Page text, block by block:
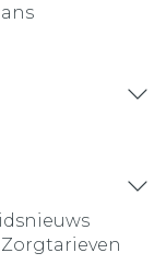
Zorgtarieven